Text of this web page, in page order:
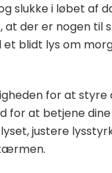
i løbet af
at der er nogen
blidt lys om
for at styre
at betjene
justere